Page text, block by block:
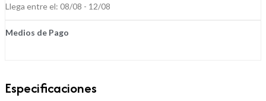
Llega entre el: 08/08 - 12/08
Medios de Pago
Especificaciones